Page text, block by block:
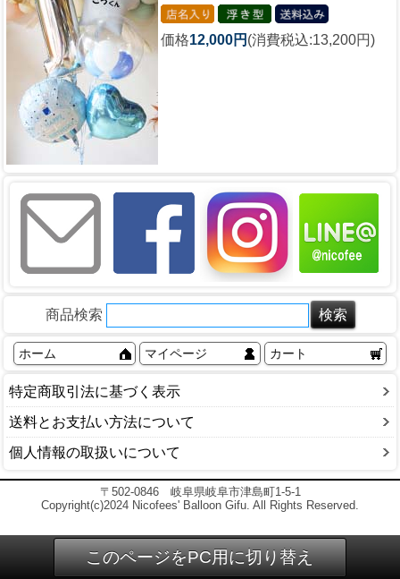
価格12,000円 (消費税込:13,200円)
商品検索
ホーム マイページ カート
特定商取引法に基づく表示
送料とお支払い方法について
個人情報の取扱いについて
〒502-0846 岐阜県岐阜市津島町1-5-1
Copyright(c)2024 Nicofees' Balloon Gifu. All Rights Reserved.
このページをPC用に切り替え